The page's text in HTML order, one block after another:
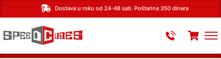
Dostava u roku od 24-48 sati. Poštarina 350 dinara